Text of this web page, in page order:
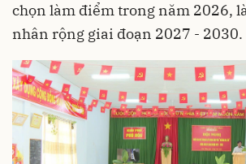
chọn làm điểm trong năm 2026,
nhân rộng giai đoạn 2027 - 2030.